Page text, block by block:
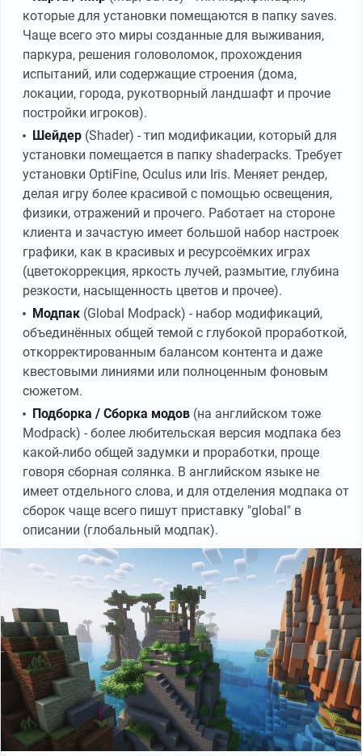
которые для установки помещаются в папку saves.
Чаще всего это миры созданные для выживания,
паркура, решения головоломок, прохождения
испытаний, или содержащие строения (дома,
локации, города, рукотворный ландшафт и прочие
постройки игроков).
Шейдер (Shader) - тип модификации, который для
установки помещается в папку shaderpacks. Требует
установки OptiFine, Oculus или Iris. Меняет рендер,
делая игру более красивой с помощью освещения,
физики, отражений и прочего. Работает на стороне
клиента и зачастую имеет большой набор настроек
графики, как в красивых и ресурсоёмких играх
(цветокоррекция, яркость лучей, размытие, глубина
резкости, насыщенность цветов и прочее).
Модпак (Global Modpack) - набор модификаций,
объединённых общей темой с глубокой проработкой,
откорректированным балансом контента и даже
квестовыми линиями или полноценным фоновым
сюжетом.
Подборка / Сборка модов (на английском тоже
Modpack) - более любительская версия модпака без
какой-либо общей задумки и проработки, проще
говоря сборная солянка. В английском языке не
имеет отдельного слова, и для отделения модпака от
сборок чаще всего пишут приставку "global" в
описании (глобальный модпак).